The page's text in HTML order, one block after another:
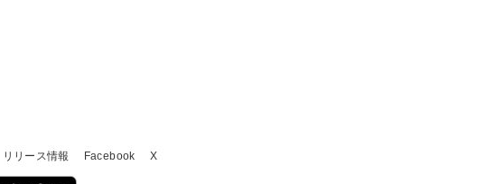
リリース情報 Facebook X